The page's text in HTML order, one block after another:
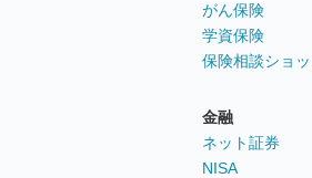
がん保険
学資保険
保険相談ショ
金融
ネット証券
NISA